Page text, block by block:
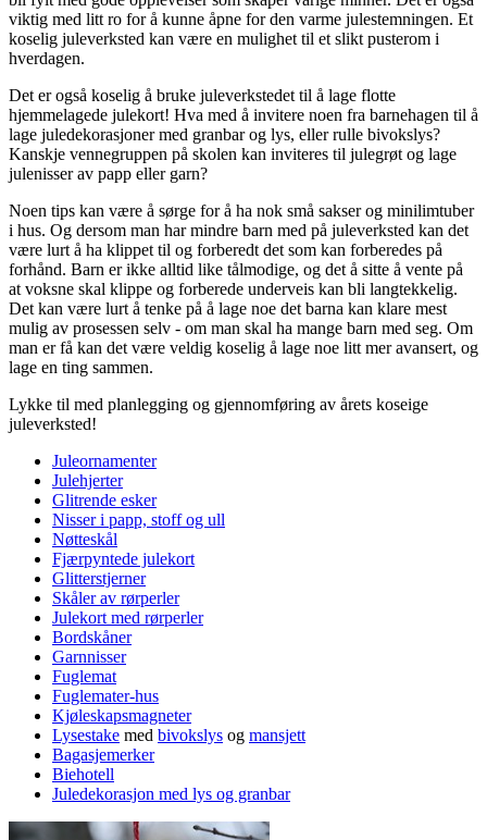
viktig med litt ro for å kunne åpne for den varme julestemningen. Et
koselig juleverksted kan være en mulighet til et slikt pusterom i
hverdagen.
Det er også koselig å bruke juleverkstedet til å lage flotte
hjemmelagede julekort! Hva med å invitere noen fra barnehagen til å
lage juledekorasjoner med granbar og lys, eller rulle bivokslys?
Kanskje vennegruppen på skolen kan inviteres til julegrøt og lage
julenisser av papp eller garn?
Noen tips kan være å sørge for å ha nok små sakser og minilimtuber
i hus. Og dersom man har mindre barn med på juleverksted kan det
være lurt å ha klippet til og forberedt det som kan forberedes på
forhånd. Barn er ikke alltid like tålmodige, og det å sitte å vente på
at voksne skal klippe og forberede underveis kan bli langtekkelig.
Det kan være lurt å tenke på å lage noe det barna kan klare mest
mulig av prosessen selv - om man skal ha mange barn med seg. Om
man er få kan det være veldig koselig å lage noe litt mer avansert, og
lage en ting sammen.
Lykke til med planlegging og gjennomføring av årets koseige
juleverksted!
Juleornamenter
Julehjerter
Glitrende esker
Nisser i papp, stoff og ull
Nøtteskål
Fjærpyntede julekort
Glitterstjerner
Skåler av rørperler
Julekort med rørperler
Bordskåner
Garnnisser
Fuglemat
Fuglemater-hus
Kjøleskapsmagneter
Lysestake med bivokslys og mansjett
Bagasjemerker
Biehotell
Juledekorasjon med lys og granbar